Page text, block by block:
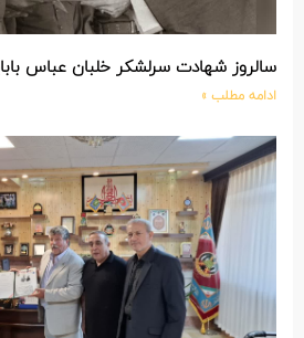
سالروز شهادت سرلشکر خلبان عباس
ادامه مطلب »